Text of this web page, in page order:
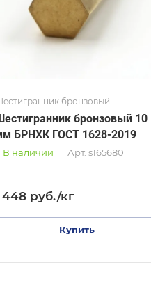
бронзовый
бронзовый 10
БРНХК ГОСТ 1628-2019
В наличии Арт. s165680
448 руб./кг
Купить